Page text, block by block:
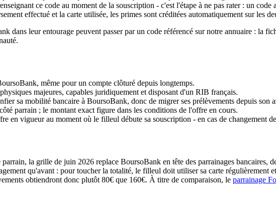
ce code au moment de la souscription - c'est l'étape à ne pas rater : un code
effectué et la carte utilisée, les primes sont créditées automatiquement sur les
dans leur entourage peuvent passer par un code référencé sur notre annuaire : la
même pour un compte clôturé depuis longtemps.
majeures, capables juridiquement et disposant d'un RIB français.
sa mobilité bancaire à BoursoBank, donc de migrer ses prélèvements depuis son
parrain ; le montant exact figure dans les conditions de l'offre en cours.
en vigueur au moment où le filleul débute sa souscription - en cas de changement
la grille de juin 2026 replace BoursoBank en tête des parrainages bancaires,
qu'avant : pour toucher la totalité, le filleul doit utiliser sa carte régulièrement
obtiendront donc plutôt 80€ que 160€. À titre de comparaison, le parrainage